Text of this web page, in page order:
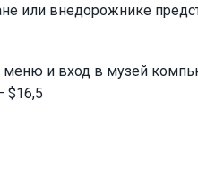
или внедорожнике
меню и вход в музей
$16,5